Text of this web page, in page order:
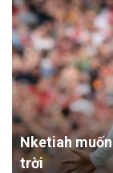
Nketiah
trời